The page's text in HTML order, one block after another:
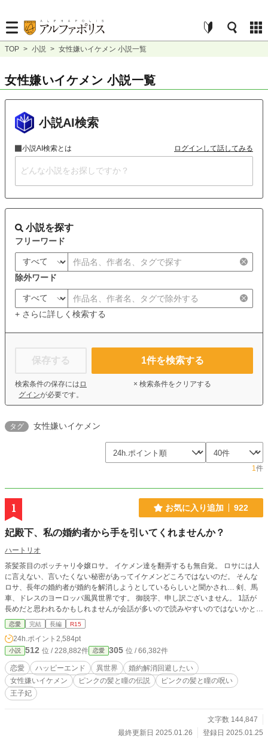
TOP > 小説 > 女性嫌いイケメン 小説一覧
女性嫌いイケメン 小説一覧
小説AI検索
小説AI検索とは ログインして話してみる
小説を探す
フリーワード
除外ワード
+ さらに詳しく検索する
保存する
検索条件の保存には ロ
グインが必要です。
1件を検索する
× 検索条件をクリアする
タグ 女性嫌いイケメン
1件
1 お気に入り追加 922
妃殿下、私の婚約者から手を引いてくれませんか？
ハートリオ
茶髪茶目のポッチャリ令嬢ロサ。 イケメン達を翻弄するも無自覚。 ロサには人
に言えない、言いたくない秘密があってイケメンどころではないのだ。 そんな
ロサ、長年の婚約者が婚約を解消しようとしているらしいと聞かされ… 剣、馬
車、ドレスのヨーロッパ風異世界です。 御脱字、申し訳ございません。 1話が
長めだと思われるかもしれませんが会話が多いので読みやすいのではないかと思
います。 楽しんでいただけたら嬉しいです。 よろしくお願いいたします。 ＊本
作品の無断転載・AI学習への利用を禁止します。
恋愛 完結 長編 R15
24h.ポイント 2,584pt
小説 512 位 / 228,882件 恋愛 305 位 / 66,382件
恋愛 ハッピーエンド 異世界
婚約解消回避したい
女性嫌いイケメン
ピンクの髪と瞳の伝説
ピンクの髪と瞳の呪い
王子妃
文字数 144,847
最終更新日 2025.01.26
登録日 2025.01.25